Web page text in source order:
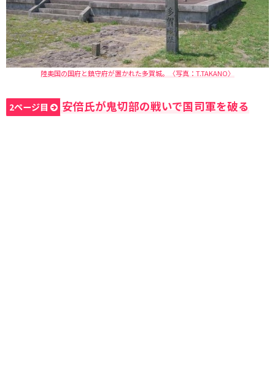
陸奥国の国府と鎮守府が置かれた多賀城。〈写真：T.TAKANO〉
2ページ目 安倍氏が鬼切部の戦いで国司軍を破る